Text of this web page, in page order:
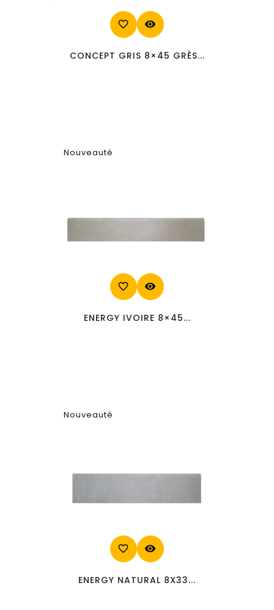
favorite_border visibility
CONCEPT GRIS 8×45 GRÈS...
Nouveauté
favorite_border visibility
ENERGY IVOIRE 8×45...
Nouveauté
favorite_border visibility
ENERGY NATURAL 8X33...